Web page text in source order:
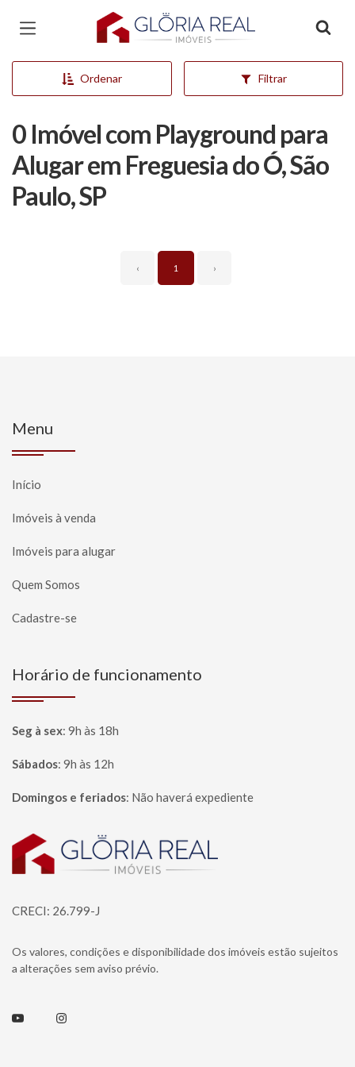
Página inicial
Ordenar Filtrar
0 Imóvel com Playground para
Alugar em Freguesia do Ó, São
Paulo, SP
‹ 1 ›
Menu
Início
Imóveis à venda
Imóveis para alugar
Quem Somos
Cadastre-se
Horário de funcionamento
Seg à sex: 9h às 18h
Sábados: 9h às 12h
Domingos e feriados: Não haverá expediente
Página inicial
CRECI: 26.799-J
Os valores, condições e disponibilidade dos imóveis estão sujeitos
a alterações sem aviso prévio.
Youtube Instagram